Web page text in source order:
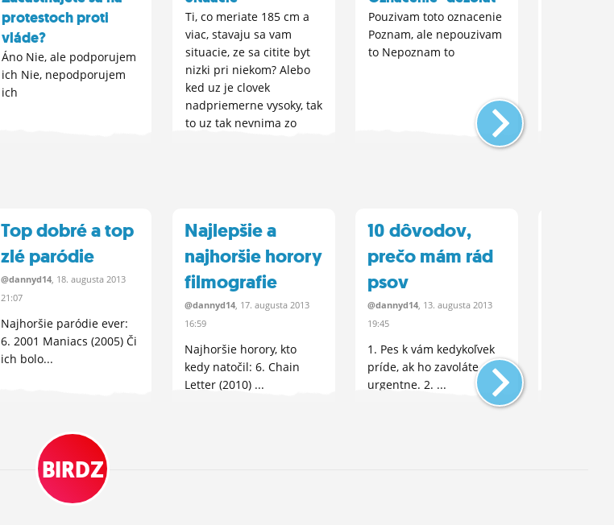
protestoch proti
vláde?
Áno Nie, ale podporujem
ich Nie, nepodporujem
ich
Ti, co meriate 185 cm a
viac, stavaju sa vam
situacie, ze sa citite byt
nizki pri niekom? Alebo
ked uz je clovek
nadpriemerne vysoky, tak
to uz tak nevnima zo
Pouzivam toto oznacenie
Poznam, ale nepouzivam
to Nepoznam to
Top dobré a top
zlé paródie
@dannyd14 , 18.augusta 2013
21:07
Najhoršie paródie ever:
6. 2001 Maniacs (2005) Či
ich bolo...
Najlepšie a
najhoršie horory
filmografie
@dannyd14, 17. augusta2013
16:59
Najhoršie horory, kto
kedy natočil: 6. Chain
Letter (2010) ...
10 dôvodov,
prečo mám rád
psov
@dannyd14, 13. augusta2013
19:45
1. Pes k vám kedykoľvek
príde, ak ho zavoláte
urgentne. 2. ...
BIRDZ